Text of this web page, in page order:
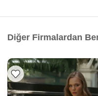
Diğer Firmalardan